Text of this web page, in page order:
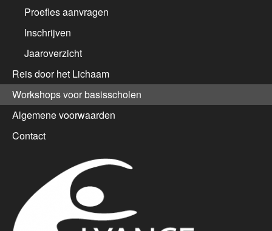
Proefles aanvragen
Inschrijven
Jaaroverzicht
Reis door het Lichaam
Workshops voor basisscholen
Algemene voorwaarden
Contact